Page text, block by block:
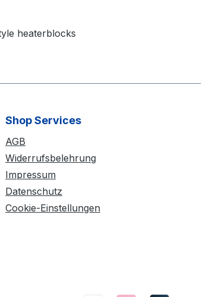
heaterblocks
Shop Services
AGB
Widerrufsbelehrung
Impressum
Datenschutz
Cookie-Einstellungen